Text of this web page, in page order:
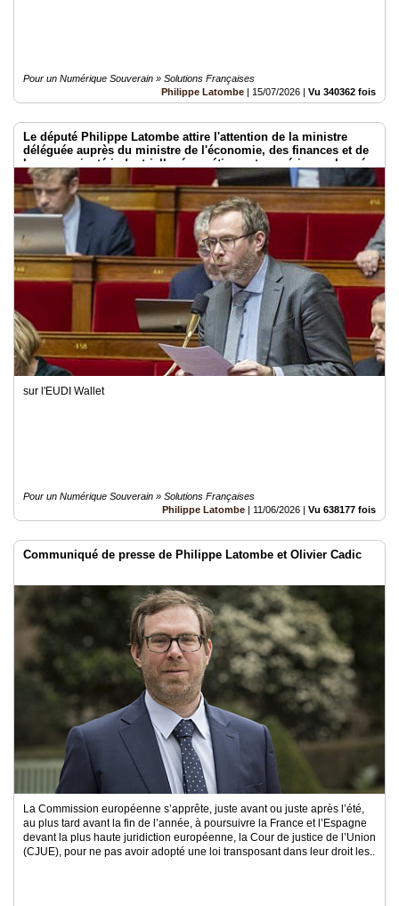
Pour un Numérique Souverain » Solutions Françaises
Philippe Latombe | 15/07/2026 | Vu 340362 fois
Le député Philippe Latombe attire l'attention de la ministre
déléguée auprès du ministre de l'économie, des finances et de
la souveraineté industrielle, énergétique et numérique, chargée
de l'intelligence artificielle et du numérique
sur l'EUDI Wallet
Pour un Numérique Souverain » Solutions Françaises
Philippe Latombe | 11/06/2026 | Vu 638177 fois
Communiqué de presse de Philippe Latombe et Olivier Cadic
La Commission européenne s’apprête, juste avant ou juste après l’été,
au plus tard avant la fin de l’année, à poursuivre la France et l’Espagne
devant la plus haute juridiction européenne, la Cour de justice de l’Union
(CJUE), pour ne pas avoir adopté une loi transposant dans leur droit les..